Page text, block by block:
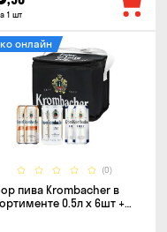
1 шт
(0)
онлайн
пива Krombacher в
0.5л х 6шт +